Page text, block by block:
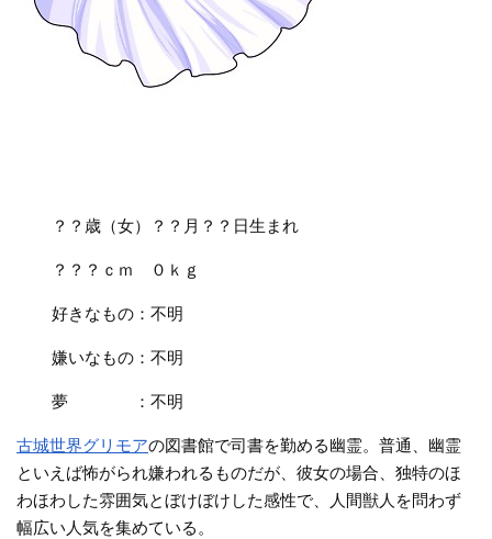
？？歳（女）？？月？？日生まれ
？？？ｃｍ ０ｋｇ
好きなもの：不明
嫌いなもの：不明
夢 ：不明
古城世界グリモアの図書館で司書を勤める幽霊。普通、幽霊
といえば怖がられ嫌われるものだが、彼女の場合、独特のほ
わほわした雰囲気とぼけぼけした感性で、人間獣人を問わず
幅広い人気を集めている。